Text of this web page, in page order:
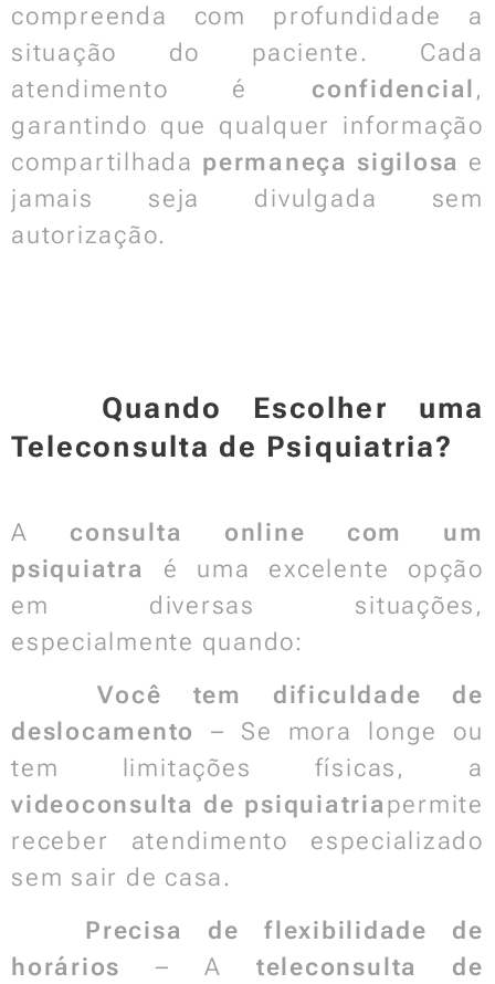
compreenda com profundidade a
situação do paciente. Cada
atendimento é confidencial ,
garantindo que qualquer informação
compartilhada permaneça sigilosa e
jamais seja divulgada sem
autorização.
📌 Quando Escolher uma
Teleconsulta de Psiquiatria?
A consulta online com um
psiquiatra
é uma excelente opção
em diversas situações,
especialmente quando:
✅Você tem dificuldade de
deslocamento
– Se mora longe ou
tem limitações físicas, a
videoconsulta de psiquiatriapermite
receber atendimento especializado
sem sair de casa.
Precisa de flexibilidade de
horários – A teleconsulta de